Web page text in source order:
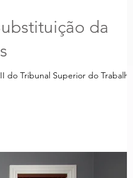
da
Tribunal Superior do Trabalho